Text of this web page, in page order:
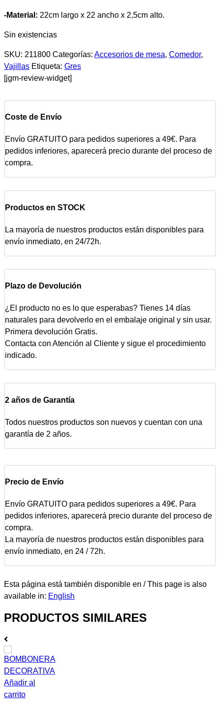
-Material: 22cm largo x 22 ancho x 2,5cm alto.
Sin existencias
SKU: 211800 Categorías: Accesorios de mesa, Comedor,
Vajillas Etiqueta: Gres
[jgm-review-widget]
Coste de Envío
Envío GRATUITO para pedidos superiores a 49€. Para
pedidos inferiores, aparecerá precio durante del proceso de
compra.
Productos en STOCK
La mayoría de nuestros productos están disponibles para
envío inmediato, en 24/72h.
Plazo de Devolución
¿El producto no es lo que esperabas? Tienes 14 días
naturales para devolverlo en el embalaje original y sin usar.
Primera devolución Gratis.
Contacta con Atención al Cliente y sigue el procedimiento
indicado.
2 años de Garantía
Todos nuestros productos son nuevos y cuentan con una
garantía de 2 años.
Precio de Envío
Envío GRATUITO para pedidos superiores a 49€. Para
pedidos inferiores, aparecerá precio durante del proceso de
compra.
La mayoría de nuestros productos están disponibles para
envío inmediato, en 24 / 72h.
Esta página está también disponible en / This page is also
available in: English
PRODUCTOS SIMILARES
Añadir al
carrito